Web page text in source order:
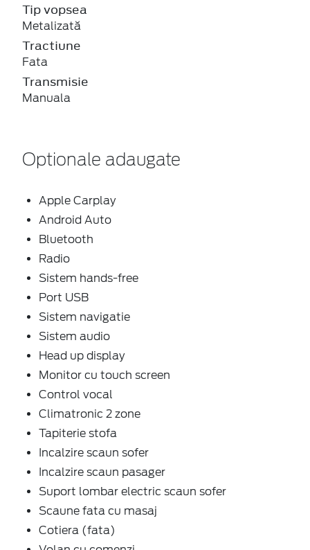
Tip vopsea
Metalizată
Tractiune
Fata
Transmisie
Manuala
Optionale adaugate
Apple Carplay
Android Auto
Bluetooth
Radio
Sistem hands-free
Port USB
Sistem navigatie
Sistem audio
Head up display
Monitor cu touch screen
Control vocal
Climatronic 2 zone
Tapiterie stofa
Incalzire scaun sofer
Incalzire scaun pasager
Suport lombar electric scaun sofer
Scaune fata cu masaj
Cotiera (fata)